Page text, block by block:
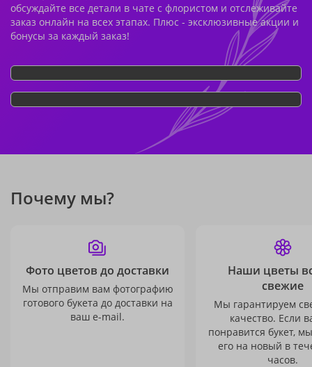
обсуждайте все детали в чате с флористом и отслеживайте
заказ онлайн на всех этапах. Плюс - эксклюзивные акции и
бонусы за каждый заказ!
Почему мы?
Фото цветов до доставки
Мы отправим вам фотографию
готового букета до доставки на
ваш e-mail.
Наши цветы
свежие
Мы гарантируем
качество. Если
понравится букет,
его на новый в
часов.